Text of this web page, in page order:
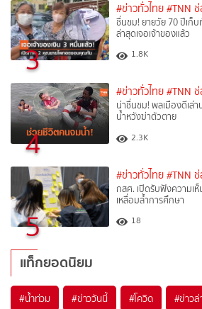
3
#ข่าวทั่วไทย #TNN
ชื่นชม! ยายวัย 70 ปีเก็
ล่าสุดเจอเจ้าของแล้ว
1.8K
4
#ข่าวทั่วไทย #TNN
น่าชื่นชม! พลเมืองดีเล่
น้ำหวังฆ่าตัวตาย
2.3K
5
#ข่าวทั่วไทย #TNN
กสศ. เปิดรับฟังความเ
เหลื่อมล้ำการศึกษา
18
แท็กยอดนิยม
#น้ำท่วม #ข่าววันนี้ #โควิด #ข่าว